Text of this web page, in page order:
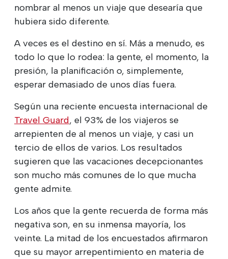
nombrar al menos un viaje que desearía que
hubiera sido diferente.
A veces es el destino en sí. Más a menudo, es
todo lo que lo rodea: la gente, el momento, la
presión, la planificación o, simplemente,
esperar demasiado de unos días fuera.
Según una reciente encuesta internacional de
Travel Guard, el 93% de los viajeros se
arrepienten de al menos un viaje, y casi un
tercio de ellos de varios. Los resultados
sugieren que las vacaciones decepcionantes
son mucho más comunes de lo que mucha
gente admite.
Los años que la gente recuerda de forma más
negativa son, en su inmensa mayoría, los
veinte. La mitad de los encuestados afirmaron
que su mayor arrepentimiento en materia de